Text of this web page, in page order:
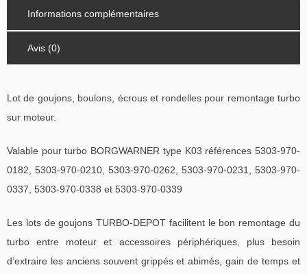
Informations complémentaires
Avis (0)
Lot de goujons, boulons, écrous et rondelles pour remontage turbo
sur moteur.
Valable pour turbo BORGWARNER type K03 références 5303-970-
0182, 5303-970-0210, 5303-970-0262, 5303-970-0231, 5303-970-
0337, 5303-970-0338 et 5303-970-0339
Les lots de goujons TURBO-DEPOT facilitent le bon remontage du
turbo entre moteur et accessoires périphériques, plus besoin
d’extraire les anciens souvent grippés et abimés, gain de temps et